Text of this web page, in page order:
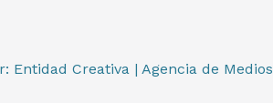
Entidad Creativa | Agencia de Medios